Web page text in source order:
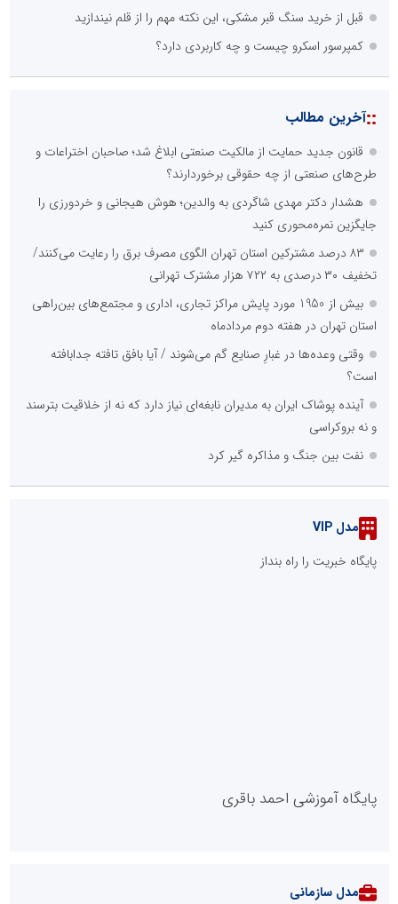
قبل از خرید سنگ قبر مشکی، این نکته مهم را از قلم نیندازید
کمپرسور اسکرو چیست و چه کاربردی دارد؟
::آخرین مطالب
قانون جدید حمایت از مالکیت صنعتی ابلاغ شد؛ صاحبان اختراعات و
طرح‌های صنعتی از چه حقوقی برخوردارند؟
هشدار دکتر مهدی شاگردی به والدین؛ هوش هیجانی و خردورزی را
جایگزین نمره‌محوری کنید
۸۳ درصد مشترکین استان تهران الگوی مصرف برق را رعایت می‌کنند/
تخفیف ۳۰ درصدی به ۷۲۲ هزار مشترک تهرانی
بیش از 1950 مورد پایش مراکز تجاری، اداری و مجتمع‌های بین‌راهی
استان تهران در هفته دوم مردادماه
وقتی وعده‌ها در غبارِ صنایع گم می‌شوند / آیا بافق تافته جدابافته
است؟
آینده پوشاک ایران به مدیران نابغه‌ای نیاز دارد که نه از خلاقیت بترسند
و نه بروکراسی
نفت بین جنگ و مذاکره گیر کرد
مدل VIP
پایگاه خبریت را راه بنداز
پایگاه آموزشی احمد باقری
مدل سازمانی